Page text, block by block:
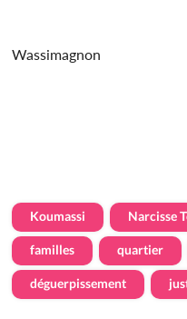
Wassimagnon
Koumassi Narcisse
familles quartier
déguerpissement